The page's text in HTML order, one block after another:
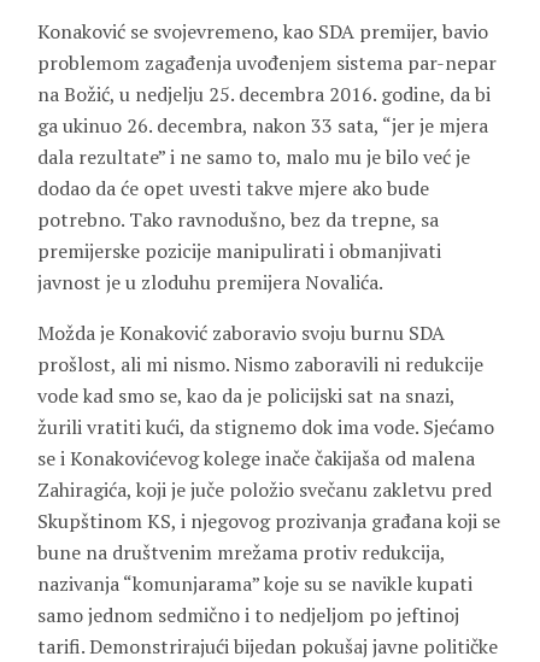
Konaković se svojevremeno, kao SDA premijer, bavio
problemom zagađenja uvođenjem sistema par-nepar
na Božić, u nedjelju 25. decembra 2016. godine, da bi
ga ukinuo 26. decembra, nakon 33 sata, “jer je mjera
dala rezultate” i ne samo to, malo mu je bilo već je
dodao da će opet uvesti takve mjere ako bude
potrebno. Tako ravnodušno, bez da trepne, sa
premijerske pozicije manipulirati i obmanjivati
javnost je u zloduhu premijera Novalića.
Možda je Konaković zaboravio svoju burnu SDA
prošlost, ali mi nismo. Nismo zaboravili ni redukcije
vode kad smo se, kao da je policijski sat na snazi,
žurili vratiti kući, da stignemo dok ima vode. Sjećamo
se i Konakovićevog kolege inače čakijaša od malena
Zahiragića, koji je juče položio svečanu zakletvu pred
Skupštinom KS, i njegovog prozivanja građana koji se
bune na društvenim mrežama protiv redukcija,
nazivanja “komunjarama” koje su se navikle kupati
samo jednom sedmično i to nedjeljom po jeftinoj
tarifi. Demonstrirajući bijedan pokušaj javne političke